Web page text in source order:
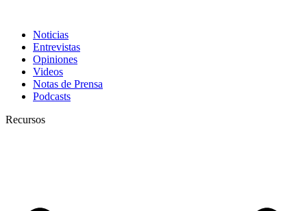
Noticias
Entrevistas
Opiniones
Videos
Notas de Prensa
Podcasts
Recursos